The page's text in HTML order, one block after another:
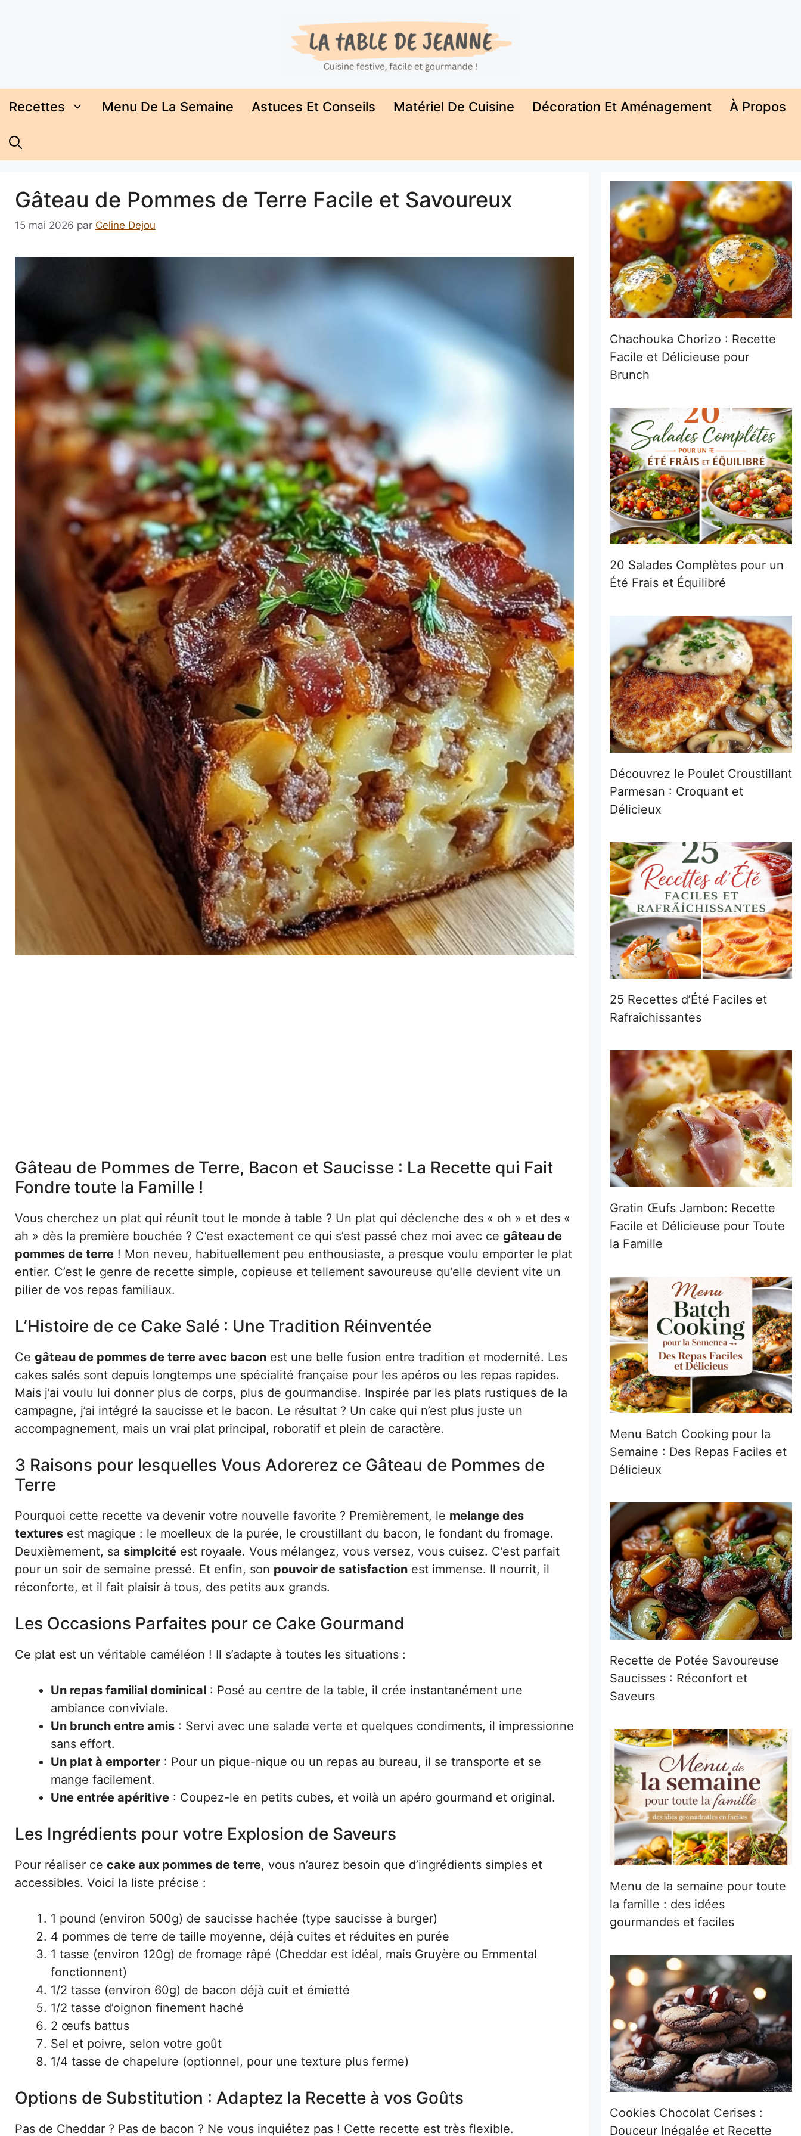
Recettes Menu De La Semaine Astuces Et Conseils Matériel De Cuisine Décoration Et Aménagement À Propos
Gâteau de Pommes de Terre Facile et Savoureux
15 mai 2026 par Celine Dejou
Gâteau de Pommes de Terre, Bacon et Saucisse : La Recette qui Fait
Fondre toute la Famille !
Vous cherchez un plat qui réunit tout le monde à table ? Un plat qui déclenche des « oh » et des «
ah » dès la première bouchée ? C’est exactement ce qui s’est passé chez moi avec ce gâteau de
pommes de terre ! Mon neveu, habituellement peu enthousiaste, a presque voulu emporter le plat
entier. C’est le genre de recette simple, copieuse et tellement savoureuse qu’elle devient vite un
pilier de vos repas familiaux.
L’Histoire de ce Cake Salé : Une Tradition Réinventée
Ce gâteau de pommes de terre avec bacon est une belle fusion entre tradition et modernité. Les
cakes salés sont depuis longtemps une spécialité française pour les apéros ou les repas rapides.
Mais j’ai voulu lui donner plus de corps, plus de gourmandise. Inspirée par les plats rustiques de la
campagne, j’ai intégré la saucisse et le bacon. Le résultat ? Un cake qui n’est plus juste un
accompagnement, mais un vrai plat principal, roboratif et plein de caractère.
3 Raisons pour lesquelles Vous Adorerez ce Gâteau de Pommes de
Terre
Pourquoi cette recette va devenir votre nouvelle favorite ? Premièrement, le melange des
textures est magique : le moelleux de la purée, le croustillant du bacon, le fondant du fromage.
Deuxièmement, sa simplcité est royaale. Vous mélangez, vous versez, vous cuisez. C’est parfait
pour un soir de semaine pressé. Et enfin, son pouvoir de satisfaction est immense. Il nourrit, il
réconforte, et il fait plaisir à tous, des petits aux grands.
Les Occasions Parfaites pour ce Cake Gourmand
Ce plat est un véritable caméléon ! Il s’adapte à toutes les situations :
Un repas familial dominical : Posé au centre de la table, il crée instantanément une
ambiance conviviale.
Un brunch entre amis : Servi avec une salade verte et quelques condiments, il impressionne
sans effort.
Un plat à emporter : Pour un pique-nique ou un repas au bureau, il se transporte et se
mange facilement.
Une entrée apéritive : Coupez-le en petits cubes, et voilà un apéro gourmand et original.
Les Ingrédients pour votre Explosion de Saveurs
Pour réaliser ce cake aux pommes de terre, vous n’aurez besoin que d’ingrédients simples et
accessibles. Voici la liste précise :
1 pound (environ 500g) de saucisse hachée (type saucisse à burger)
4 pommes de terre de taille moyenne, déjà cuites et réduites en purée
1 tasse (environ 120g) de fromage râpé (Cheddar est idéal, mais Gruyère ou Emmental
fonctionnent)
1/2 tasse (environ 60g) de bacon déjà cuit et émietté
1/2 tasse d’oignon finement haché
2 œufs battus
Sel et poivre, selon votre goût
1/4 tasse de chapelure (optionnel, pour une texture plus ferme)
Options de Substitution : Adaptez la Recette à vos Goûts
Pas de Cheddar ? Pas de bacon ? Ne vous inquiétez pas ! Cette recette est très flexible.
Chachouka Chorizo : Recette
Facile et Délicieuse pour
Brunch
20 Salades Complètes pour un
Été Frais et Équilibré
Découvrez le Poulet Croustillant
Parmesan : Croquant et
Délicieux
25 Recettes d’Été Faciles et
Rafraîchissantes
Gratin Œufs Jambon: Recette
Facile et Délicieuse pour Toute
la Famille
Menu Batch Cooking pour la
Semaine : Des Repas Faciles et
Délicieux
Recette de Potée Savoureuse
Saucisses : Réconfort et
Saveurs
Menu de la semaine pour toute
la famille : des idées
gourmandes et faciles
Cookies Chocolat Cerises :
Douceur Inégalée et Recette